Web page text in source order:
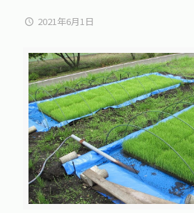
2021年6月1日